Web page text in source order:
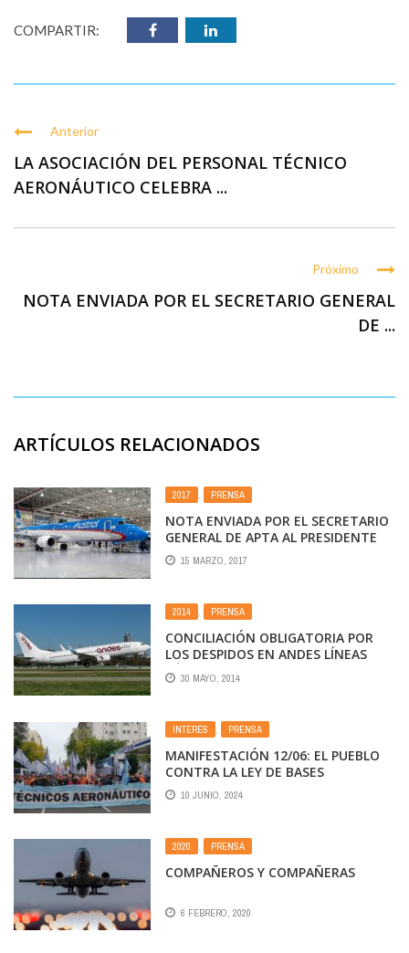
COMPARTIR:
Anterior
LA ASOCIACIÓN DEL PERSONAL TÉCNICO
AERONÁUTICO CELEBRA ...
Próximo
NOTA ENVIADA POR EL SECRETARIO GENERAL
DE ...
ARTÍCULOS RELACIONADOS
2017 , PRENSA
NOTA ENVIADA POR EL SECRETARIO
GENERAL DE APTA AL PRESIDENTE
DEL ORSNA, POR HANGAR DE
AUSTRAL
15 MARZO, 2017
2014 , PRENSA
CONCILIACIÓN OBLIGATORIA POR
LOS DESPIDOS EN ANDES LÍNEAS
AÉREAS. SE REINCORPORARON A LOS
COMPAÑEROS DESPEDIDOS Y APTA
30 MAYO, 2014
INTERÉS PRENSA
MANIFESTACIÓN 12/06: EL PUEBLO
CONTRA LA LEY DE BASES
10 JUNIO, 2024
2020 , PRENSA
COMPAÑEROS Y COMPAÑERAS
6 FEBRERO, 2020